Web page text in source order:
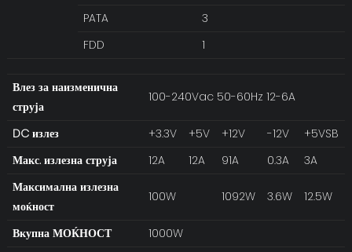
PATA
3
FDD
1
Влез за наизменична
струја
100-240Vac 50-60Hz 12-6A
DC излез +3.3V +5V +12V -12V
+5VSB
Макс. излезна струја
12A 12A 91A 0.3A
3A
Максимална излезна
моќност
100W 1092W 3.6W 12.5W
Вкупна МОЌНОСТ 1000W